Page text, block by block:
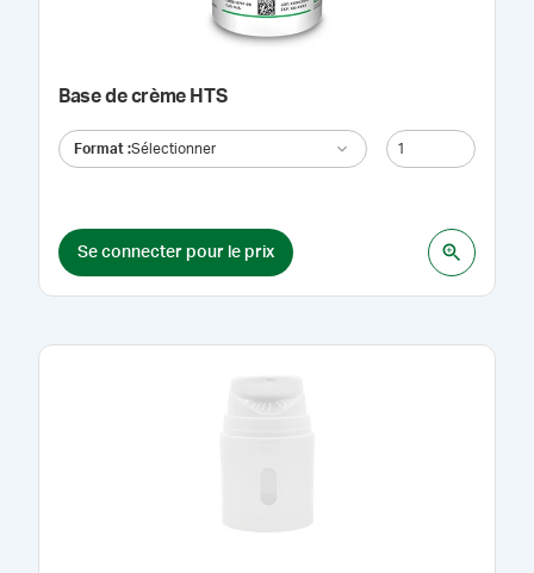
Base de crème HTS
Format :Sélectionner
Se connecter pour le prix